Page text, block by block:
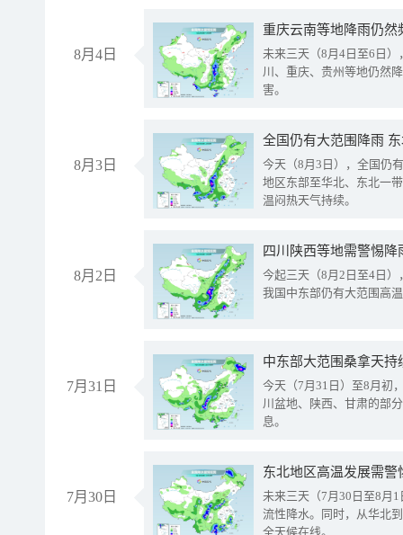
8月4日
重庆云南等地降雨仍然
未来三天（8月4日至6日
川、重庆、贵州等地仍然
害。
8月3日
全国仍有大范围降雨
今天（8月3日），全国仍
地区东部至华北、东北一
温闷热天气持续。
8月2日
今起三天（8月2日至4日
我国中东部仍有大范围高
7月31日
中东部大范围桑拿天
今天（7月31日）至8月初
川盆地、陕西、甘肃的部
息。
7月30日
东北地区高温发展需
未来三天（7月30日至8月
流性降水。同时，从华北
全天候在线。